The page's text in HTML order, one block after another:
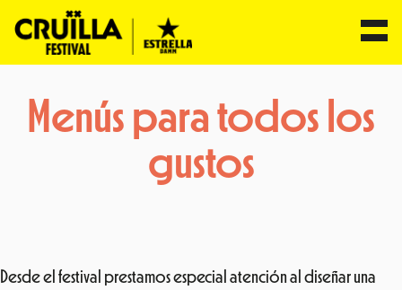
contenidoMenús para todos los
gustos
Desde el festival prestamos especial atención al diseñar una